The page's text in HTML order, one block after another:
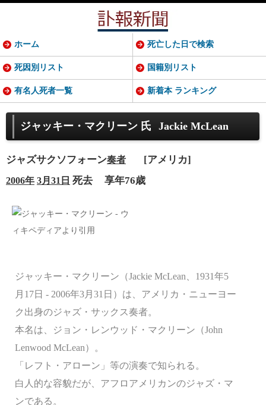
ジャッキー・マクリーン 氏 Jackie McLean
ジャズサクソフォーン奏者 [アメリカ]
2006年 3月31日 死去 享年76歳
ジャッキー・マクリーン（Jackie McLean、1931年5
月17日 - 2006年3月31日）は、アメリカ・ニューヨー
ク出身のジャズ・サックス奏者。
本名は、ジョン・レンウッド・マクリーン（John
Lenwood McLean）。
「レフト・アローン」等の演奏で知られる。
白人的な容貌だが、アフロアメリカンのジャズ・マ
ンである。
ホーム 死亡した日で検索
死因別リスト 国籍別リスト
有名人死者一覧 新着本 ランキング